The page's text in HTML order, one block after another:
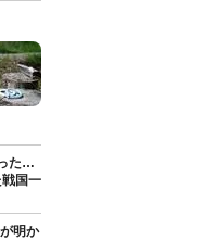
た…
国一
明か